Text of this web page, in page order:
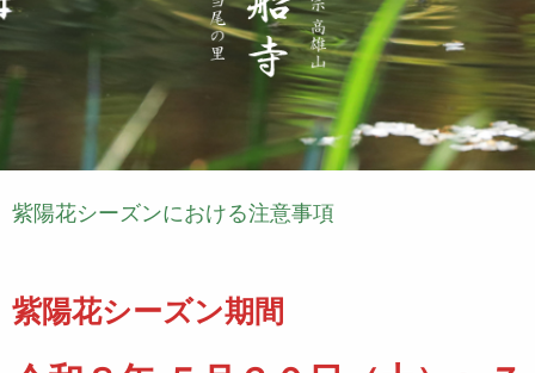
紫陽花シーズンにおける注意事項
紫陽花シーズン期間